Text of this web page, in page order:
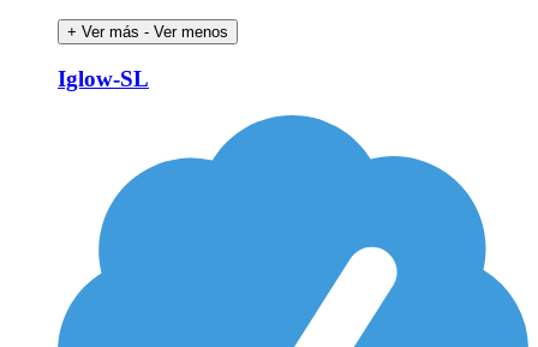
+ Ver más - Ver menos
Iglow-SL